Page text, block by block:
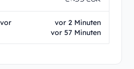
vor 2 Minuten
vor 57 Minuten